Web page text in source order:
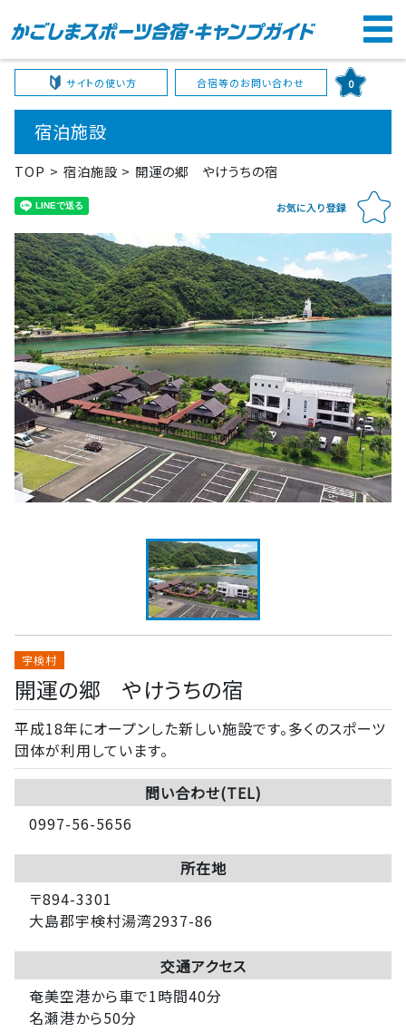
サイトの使い方 合宿等のお問い合わせ 0
宿泊施設
TOP 宿泊施設 開運の郷 やけうちの宿
宇検村
開運の郷 やけうちの宿
平成18年にオープンした新しい施設です。多くのスポーツ
団体が利用しています。
問い合わせ(TEL)
0997-56-5656
所在地
〒894-3301
大島郡宇検村湯湾2937-86
交通アクセス
奄美空港から車で1時間40分
名瀬港から50分